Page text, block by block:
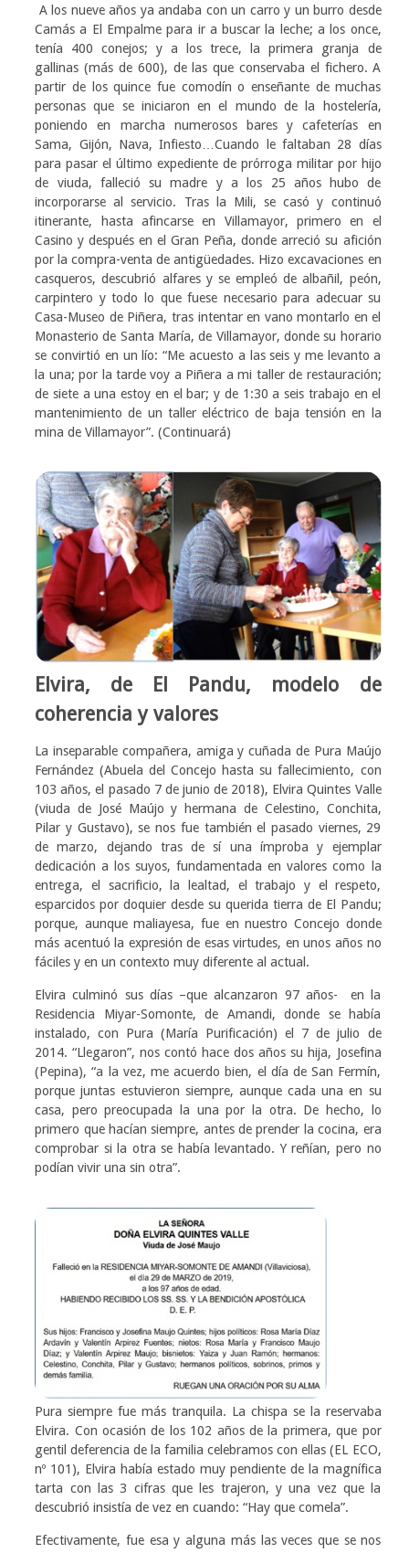
A los nueve años ya andaba con un carro y un burro desde
Camás a El Empalme para ir a buscar la leche; a los once,
tenía 400 conejos; y a los trece, la primera granja de
gallinas (más de 600), de las que conservaba el fichero. A
partir de los quince fue comodín o enseñante de muchas
personas que se iniciaron en el mundo de la hostelería,
poniendo en marcha numerosos bares y cafeterías en
Sama, Gijón, Nava, Infiesto…Cuando le faltaban 28 días
para pasar el último expediente de prórroga militar por hijo
de viuda, falleció su madre y a los 25 años hubo de
incorporarse al servicio. Tras la Mili, se casó y continuó
itinerante, hasta afincarse en Villamayor, primero en el
Casino y después en el Gran Peña, donde arreció su afición
por la compra-venta de antigüedades. Hizo excavaciones en
casqueros, descubrió alfares y se empleó de albañil, peón,
carpintero y todo lo que fuese necesario para adecuar su
Casa-Museo de Piñera, tras intentar en vano montarlo en el
Monasterio de Santa María, de Villamayor, donde su horario
se convirtió en un lío: “Me acuesto a las seis y me levanto a
la una; por la tarde voy a Piñera a mi taller de restauración;
de siete a una estoy en el bar; y de 1:30 a seis trabajo en el
mantenimiento de un taller eléctrico de baja tensión en la
mina de Villamayor”. (Continuará)
Elvira, de El Pandu, modelo de
coherencia y valores
La inseparable compañera, amiga y cuñada de Pura Maújo
Fernández (Abuela del Concejo hasta su fallecimiento, con
103 años, el pasado 7 de junio de 2018), Elvira Quintes Valle
(viuda de José Maújo y hermana de Celestino, Conchita,
Pilar y Gustavo), se nos fue también el pasado viernes, 29
de marzo, dejando tras de sí una ímproba y ejemplar
dedicación a los suyos, fundamentada en valores como la
entrega, el sacrificio, la lealtad, el trabajo y el respeto,
esparcidos por doquier desde su querida tierra de El Pandu;
porque, aunque maliayesa, fue en nuestro Concejo donde
más acentuó la expresión de esas virtudes, en unos años no
fáciles y en un contexto muy diferente al actual.
Elvira culminó sus días –que alcanzaron 97 años- en la
Residencia Miyar-Somonte, de Amandi, donde se había
instalado, con Pura (María Purificación) el 7 de julio de
2014. “Llegaron”, nos contó hace dos años su hija, Josefina
(Pepina), “a la vez, me acuerdo bien, el día de San Fermín,
porque juntas estuvieron siempre, aunque cada una en su
casa, pero preocupada la una por la otra. De hecho, lo
primero que hacían siempre, antes de prender la cocina, era
comprobar si la otra se había levantado. Y reñían, pero no
podían vivir una sin otra”.
Pura siempre fue más tranquila. La chispa se la reservaba
Elvira. Con ocasión de los 102 años de la primera, que por
gentil deferencia de la familia celebramos con ellas (EL ECO,
nº 101), Elvira había estado muy pendiente de la magnífica
tarta con las 3 cifras que les trajeron, y una vez que la
descubrió insistía de vez en cuando: “Hay que comela”.
Efectivamente, fue esa y alguna más las veces que se nos